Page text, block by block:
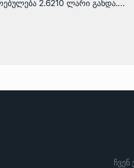
2.6210 ლარი გახდა.…
ჩვენ